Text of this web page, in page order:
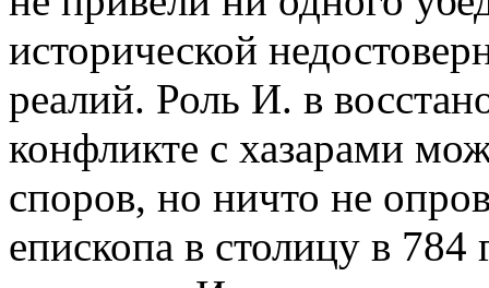
исторической
реалий. Роль И. в
конфликте с хазарами
споров, но ничто не
епископа в столицу в 784